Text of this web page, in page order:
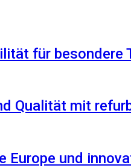
für besondere
Qualität mit
Europe und